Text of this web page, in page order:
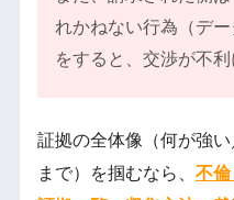
れかねない行為（デー
をすると、交渉が不
証拠の全体像（何が強
まで）を掴むなら、 不倫